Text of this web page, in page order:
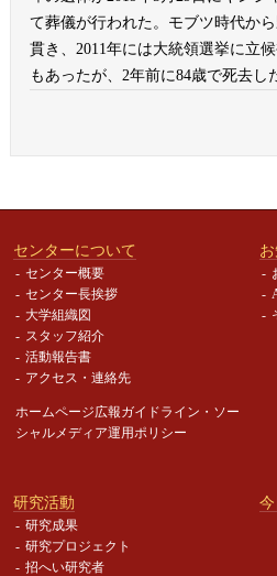
て葬儀が行われた。モブツ時代か
貫き、2011年には大統領選挙に立
もあったが、2年前に84歳で死去し
センターについて
センター概要
センター長挨拶
大学組織図
スタッフ紹介
活動報告書
アクセス・連絡先
ホームページ広報ガイドライン・ ソー
シャルメディア運用ポリシー
研究活動
研究成果
研究プロジェクト
招へい研究者